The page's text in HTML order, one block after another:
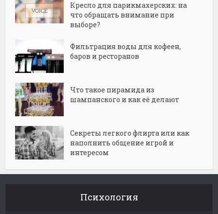
Кресло для парикмахерских: на
что обращать внимание при
выборе?
Фильтрация воды для кофеен,
баров и ресторанов
Что такое пирамида из
шампанского и как её делают
Секреты легкого флирта или как
наполнить общение игрой и
интересом
Психология